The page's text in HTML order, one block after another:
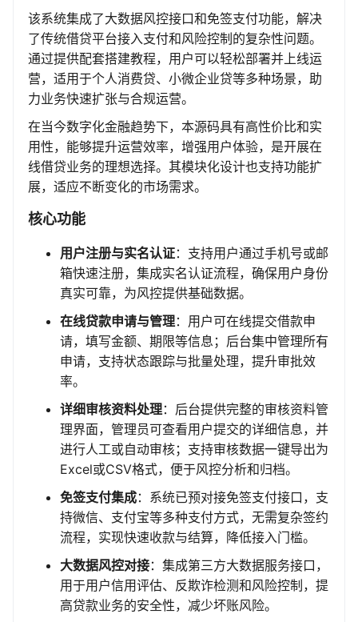
该系统集成了大数据风控接口和免签支付功能，解决
了传统借贷平台接入支付和风险控制的复杂性问题。
通过提供配套搭建教程，用户可以轻松部署并上线运
营，适用于个人消费贷、小微企业贷等多种场景，助
力业务快速扩张与合规运营。
在当今数字化金融趋势下，本源码具有高性价比和实
用性，能够提升运营效率，增强用户体验，是开展在
线借贷业务的理想选择。其模块化设计也支持功能扩
展，适应不断变化的市场需求。
核心功能
用户注册与实名认证：支持用户通过手机号或邮
箱快速注册，集成实名认证流程，确保用户身份
真实可靠，为风控提供基础数据。
在线贷款申请与管理：用户可在线提交借款申
请，填写金额、期限等信息；后台集中管理所有
申请，支持状态跟踪与批量处理，提升审批效
率。
详细审核资料处理：后台提供完整的审核资料管
理界面，管理员可查看用户提交的详细信息，并
进行人工或自动审核；支持审核数据一键导出为
Excel或CSV格式，便于风控分析和归档。
免签支付集成：系统已预对接免签支付接口，支
持微信、支付宝等多种支付方式，无需复杂签约
流程，实现快速收款与结算，降低接入门槛。
大数据风控对接：集成第三方大数据服务接口，
用于用户信用评估、反欺诈检测和风险控制，提
高贷款业务的安全性，减少坏账风险。